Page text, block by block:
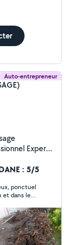
Auto-entrepreneur
avec
des
de sa
: 5/5
ponctuel
et dans les